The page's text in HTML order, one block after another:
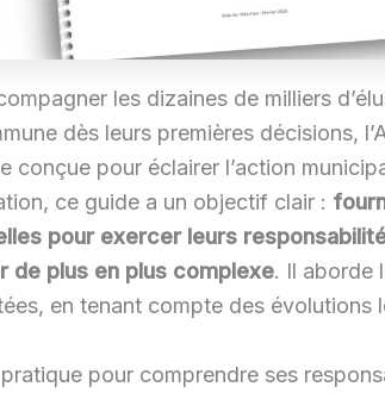
les dizaines de milliers
dès leurs premières décisions,
conçue pour éclairer l’action
ce guide a un objectif clair :
pour exercer leurs
de plus en plus complexe. Il aborde
en tenant compte des évolutions
pour comprendre ses